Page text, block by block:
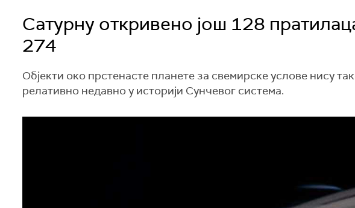
Сатурну откривено још 128
274
Објекти око прстенасте планете за свемирске услове нису
релативно недавно у историји Сунчевог система.